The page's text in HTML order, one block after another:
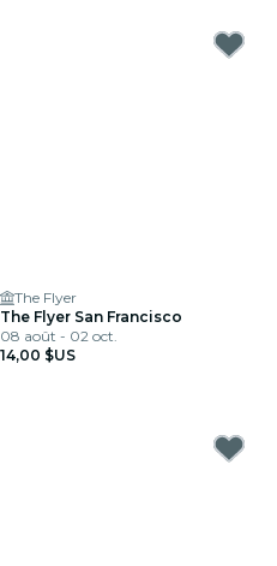
The Flyer
The Flyer San Francisco
08 août - 02 oct.
14,00 $US